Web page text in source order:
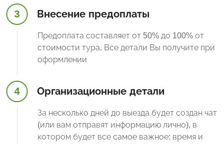
3 Внесение предоплаты
Предоплата составляет от 50% до 100% от
стоимости тура. Все детали Вы получите при
оформлении
4 Организационные детали
За несколько дней до выезда будет создан чат
(или вам отправят информацию лично), в
котором будет все самое важное: время и